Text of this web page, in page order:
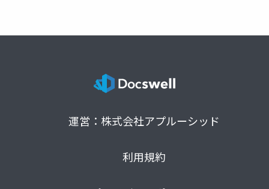
運営：株式会社アプルーシッド
利用規約